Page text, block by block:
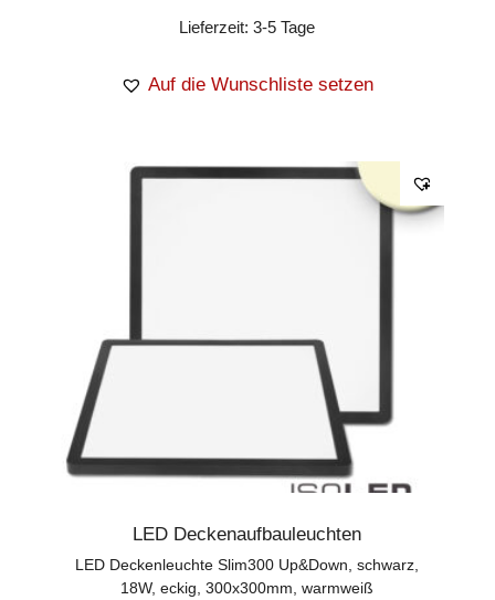
Lieferzeit:3-5 Tage
Auf die Wunschliste setzen
LED Deckenaufbauleuchten
LED Deckenleuchte Slim300 Up&Down, schwarz,
18W, eckig, 300x300mm, warmweiß